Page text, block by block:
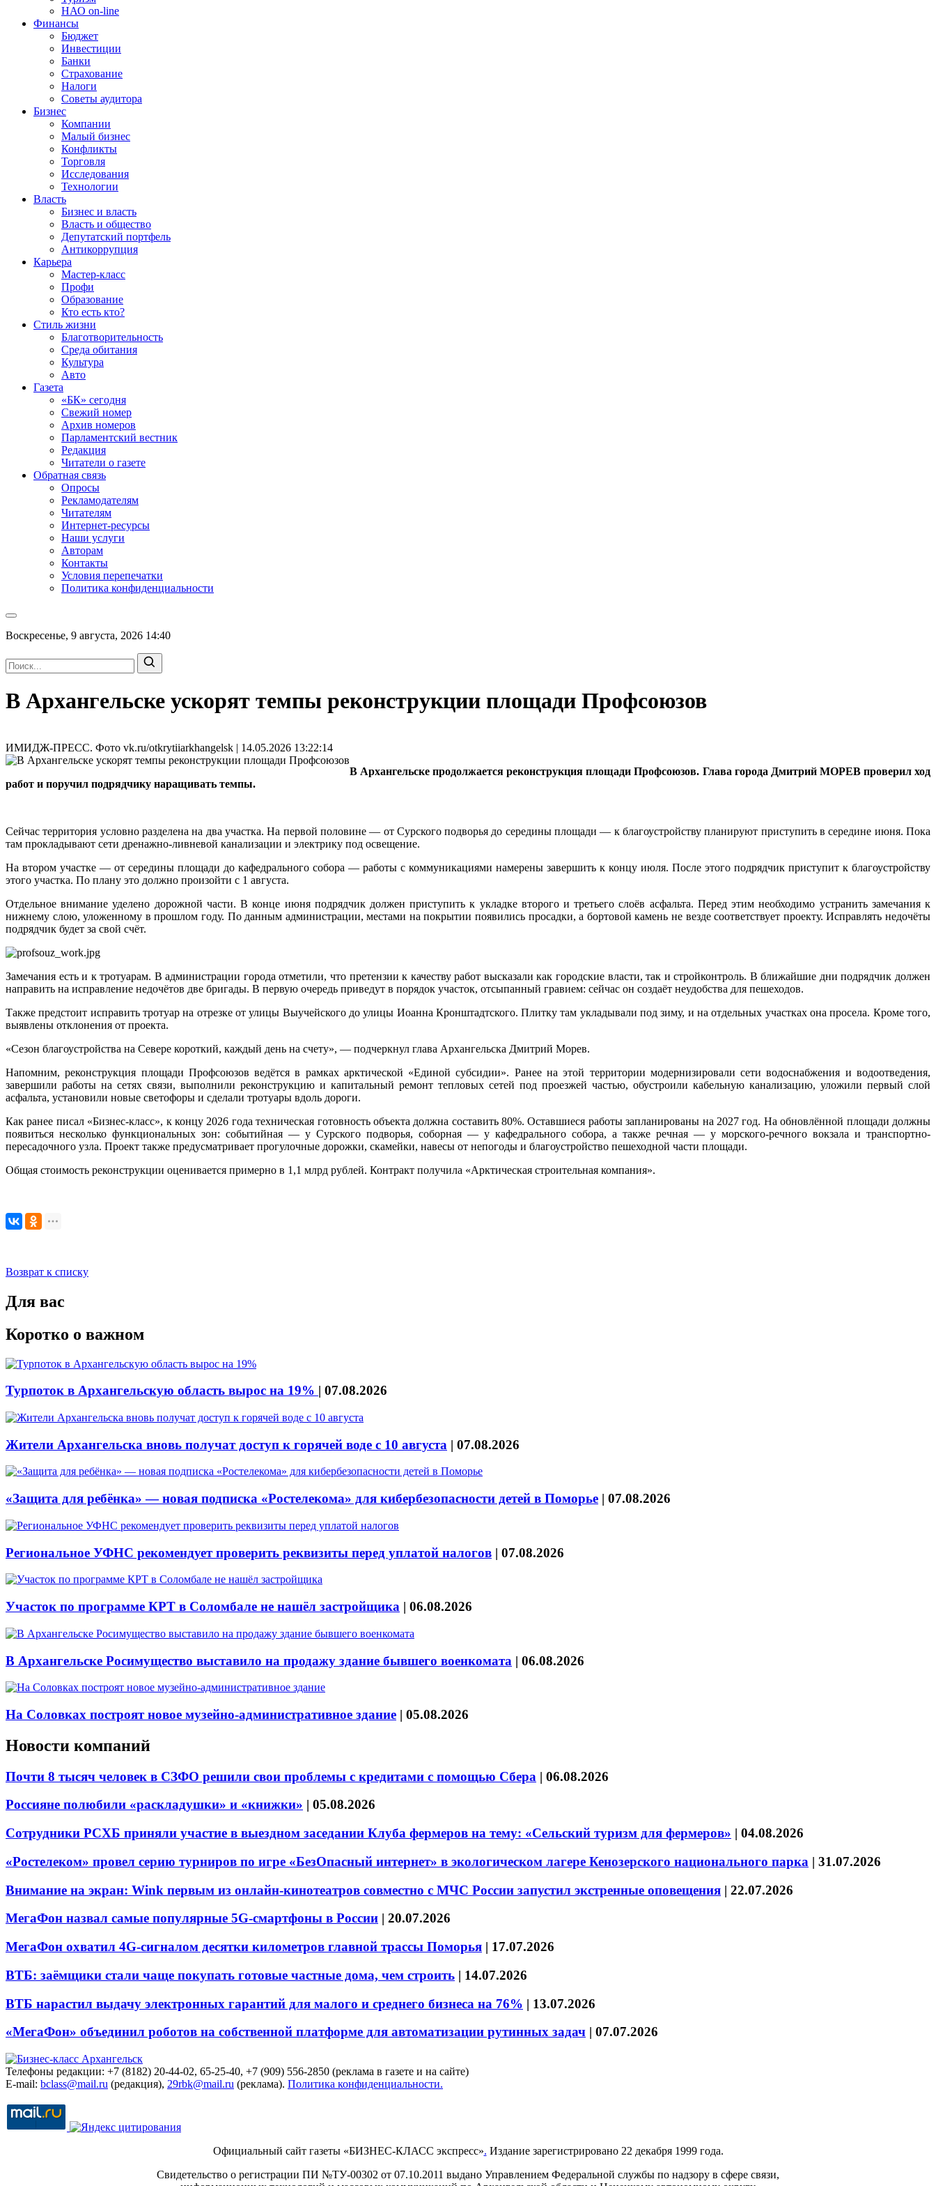
НАО on-line
Финансы
Бюджет
Инвестиции
Банки
Страхование
Налоги
Советы аудитора
Бизнес
Компании
Малый бизнес
Конфликты
Торговля
Исследования
Технологии
Власть
Бизнес и власть
Власть и общество
Депутатский портфель
Антикоррупция
Карьера
Мастер-класс
Профи
Образование
Кто есть кто?
Стиль жизни
Благотворительность
Среда обитания
Культура
Авто
Газета
«БК» сегодня
Свежий номер
Архив номеров
Парламентский вестник
Редакция
Читатели о газете
Обратная связь
Опросы
Рекламодателям
Читателям
Интернет-ресурсы
Наши услуги
Авторам
Контакты
Условия перепечатки
Политика конфиденциальности
Воскресенье, 9 августа, 2026 14:40
В Архангельске ускорят темпы реконструкции площади Профсоюзов
ИМИДЖ-ПРЕСС. Фото vk.ru/otkrytiiarkhangelsk | 14.05.2026 13:22:14
В Архангельске продолжается реконструкция площади Профсоюзов. Глава города Дмитрий МОРЕВ проверил ход
работ и поручил подрядчику наращивать темпы.
Сейчас территория условно разделена на два участка. На первой половине — от Сурского подворья до середины площади — к благоустройству планируют приступить в середине июня. Пока
там прокладывают сети дренажно-ливневой канализации и электрику под освещение.
На втором участке — от середины площади до кафедрального собора — работы с коммуникациями намерены завершить к концу июля. После этого подрядчик приступит к благоустройству
этого участка. По плану это должно произойти с 1 августа.
Отдельное внимание уделено дорожной части. В конце июня подрядчик должен приступить к укладке второго и третьего слоёв асфальта. Перед этим необходимо устранить замечания к
нижнему слою, уложенному в прошлом году. По данным администрации, местами на покрытии появились просадки, а бортовой камень не везде соответствует проекту. Исправлять недочёты
подрядчик будет за свой счёт.
Замечания есть и к тротуарам. В администрации города отметили, что претензии к качеству работ высказали как городские власти, так и стройконтроль. В ближайшие дни подрядчик должен
направить на исправление недочётов две бригады. В первую очередь приведут в порядок участок, отсыпанный гравием: сейчас он создаёт неудобства для пешеходов.
Также предстоит исправить тротуар на отрезке от улицы Выучейского до улицы Иоанна Кронштадтского. Плитку там укладывали под зиму, и на отдельных участках она просела. Кроме того,
выявлены отклонения от проекта.
«Сезон благоустройства на Севере короткий, каждый день на счету», — подчеркнул глава Архангельска Дмитрий Морев.
Напомним, реконструкция площади Профсоюзов ведётся в рамках арктической «Единой субсидии». Ранее на этой территории модернизировали сети водоснабжения и водоотведения,
завершили работы на сетях связи, выполнили реконструкцию и капитальный ремонт тепловых сетей под проезжей частью, обустроили кабельную канализацию, уложили первый слой
асфальта, установили новые светофоры и сделали тротуары вдоль дороги.
Как ранее писал «Бизнес-класс», к концу 2026 года техническая готовность объекта должна составить 80%. Оставшиеся работы запланированы на 2027 год. На обновлённой площади должны
появиться несколько функциональных зон: событийная — у Сурского подворья, соборная — у кафедрального собора, а также речная — у морского-речного вокзала и транспортно-
пересадочного узла. Проект также предусматривает прогулочные дорожки, скамейки, навесы от непогоды и благоустройство пешеходной части площади.
Общая стоимость реконструкции оценивается примерно в 1,1 млрд рублей. Контракт получила «Арктическая строительная компания».
Возврат к списку
Для вас
Коротко о важном
Турпоток в Архангельскую область вырос на 19% | 07.08.2026
Жители Архангельска вновь получат доступ к горячей воде с 10 августа | 07.08.2026
«Защита для ребёнка» — новая подписка «Ростелекома» для кибербезопасности детей в Поморье | 07.08.2026
Региональное УФНС рекомендует проверить реквизиты перед уплатой налогов | 07.08.2026
Участок по программе КРТ в Соломбале не нашёл застройщика | 06.08.2026
В Архангельске Росимущество выставило на продажу здание бывшего военкомата | 06.08.2026
На Соловках построят новое музейно-административное здание | 05.08.2026
Новости компаний
Почти 8 тысяч человек в СЗФО решили свои проблемы с кредитами с помощью Сбера | 06.08.2026
Россияне полюбили «раскладушки» и «книжки» | 05.08.2026
Сотрудники РСХБ приняли участие в выездном заседании Клуба фермеров на тему: «Сельский туризм для фермеров» | 04.08.2026
«Ростелеком» провел серию турниров по игре «БезОпасный интернет» в экологическом лагере Кенозерского национального парка | 31.07.2026
Внимание на экран: Wink первым из онлайн-кинотеатров совместно с МЧС России запустил экстренные оповещения | 22.07.2026
МегаФон назвал самые популярные 5G-смартфоны в России | 20.07.2026
МегаФон охватил 4G-сигналом десятки километров главной трассы Поморья | 17.07.2026
ВТБ: заёмщики стали чаще покупать готовые частные дома, чем строить | 14.07.2026
ВТБ нарастил выдачу электронных гарантий для малого и среднего бизнеса на 76% | 13.07.2026
«МегаФон» объединил роботов на собственной платформе для автоматизации рутинных задач | 07.07.2026
Телефоны редакции: +7 (8182) 20-44-02, 65-25-40, +7 (909) 556-2850 (реклама в газете и на сайте)
E-mail: bclass@mail.ru (редакция), 29rbk@mail.ru (реклама). Политика конфиденциальности.
Официальный сайт газеты «БИЗНЕС-КЛАСС экспресс». Издание зарегистрировано 22 декабря 1999 года.
Свидетельство о регистрации ПИ №ТУ-00302 от 07.10.2011 выдано Управлением Федеральной службы по надзору в сфере связи,